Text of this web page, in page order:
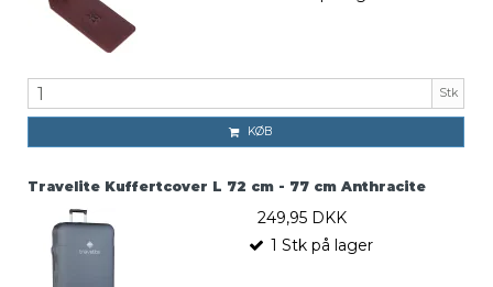
Stk
KØB
Travelite Kuffertcover L 72 cm - 77 cm Anthracite
249,95 DKK
1 Stk på lager